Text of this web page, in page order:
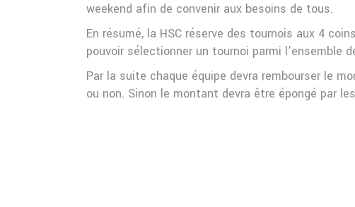
weekend afin de convenir aux besoins de tous.
En résumé, la HSC réserve des tournois aux 4
pouvoir sélectionner un tournoi parmi l’ensemble
Par la suite chaque équipe devra rembourser le
ou non. Sinon le montant devra être épongé par